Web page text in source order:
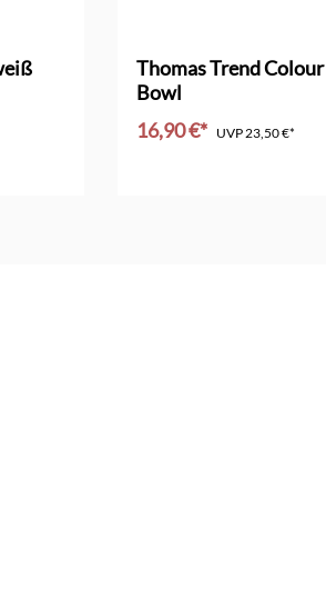
Thomas Trend Colour
Bowl
16,90 €* UVP23,50 €*